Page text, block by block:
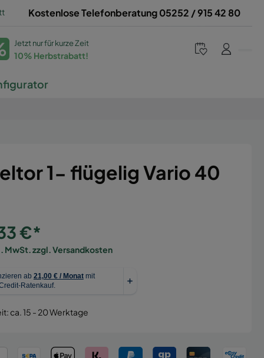
Kostenlose Telefonberatung 05252 / 915 42 80
Jetzt nur für kurze Zeit
10% Herbstrabatt!
1- flügelig Vario 40
€*
MwSt. zzgl. Versandkosten
ca. 15 - 20 Werktage